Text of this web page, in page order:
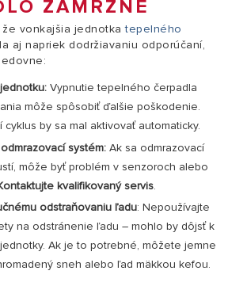
ZAMRZNE
že vonkajšia jednotkatepelného
aj napriek dodržiavaniu odporúčaní,
Vypnutie tepelného čerpadla
môže spôsobiť ďalšie poškodenie.
cyklus by sa mal aktivovať automaticky.
systém: Ak sa odmrazovací
môže byť problém v senzoroch alebo
kvalifikovaný servis.
odstraňovaniu ľadu: Nepoužívajte
na odstránenie ľadu – mohlo by dôjsť k
Ak je to potrebné, môžete jemne
sneh alebo ľad mäkkou kefou.